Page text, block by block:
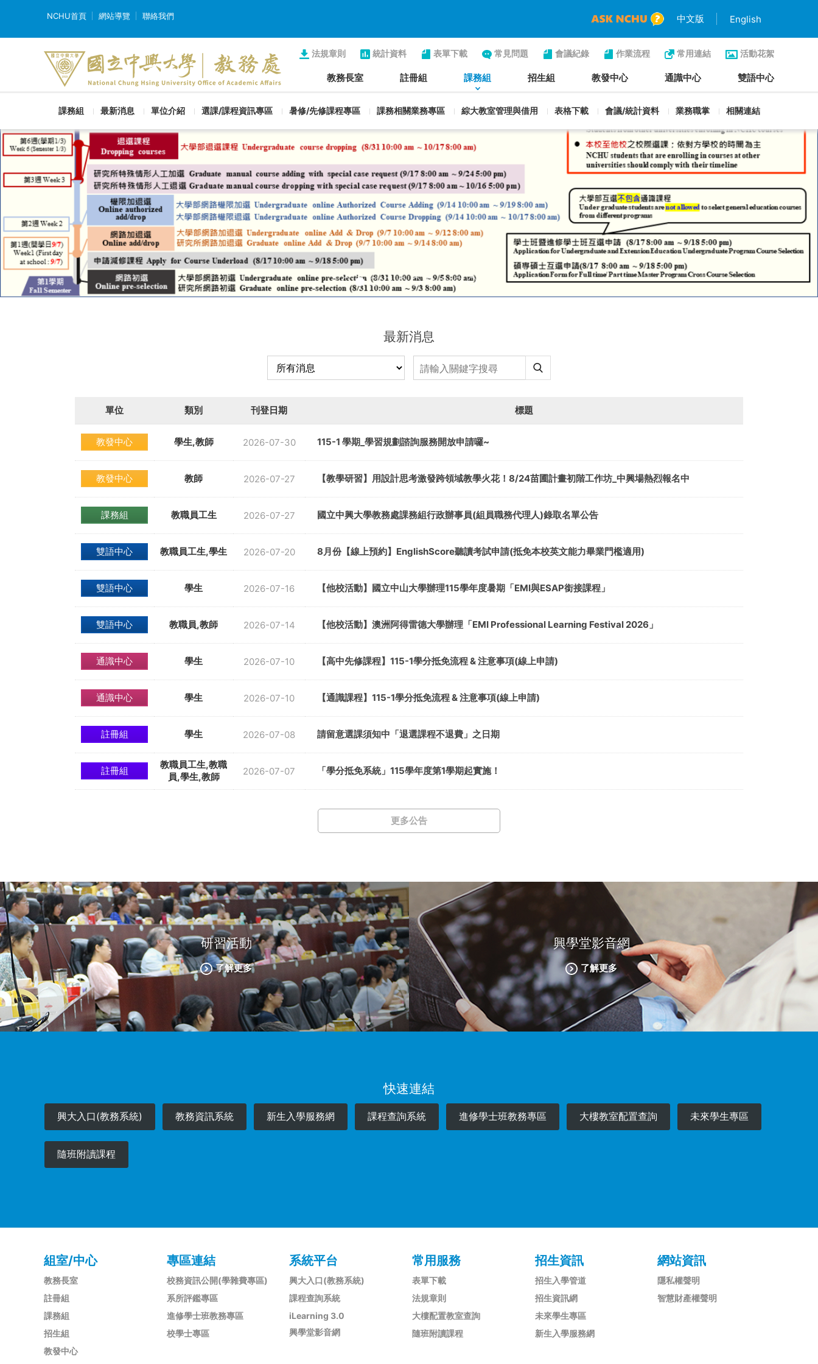
NCHU首頁 網站導覽 聯絡我們 中文版 English
法規章則 統計資料 表單下載 常見問題 會議紀錄 作業流程 常用連結 活動花絮
教務長室 註冊組 課務組
課務組 最新消息 單位介紹 選課/課程資訊專區 暑修/先修課程專區 課務相關業務專區 綜大教室管理與借用 表格下載 會議/統計資料 業務職掌 相關連結
招生組 教發中心 通識中心 雙語中心
最新消息
單位 類別 刊登日期 標題
教發中心 學生,教師 2026-07-30 115-1 學期_學習規劃諮詢服務開放申請囉~
教發中心 教師 2026-07-27 【教學研習】用設計思考激發跨領域教學火花！8/24苗圃計畫初階工作坊_中興場熱烈報名中
課務組 教職員工生 2026-07-27 國立中興大學教務處課務組行政辦事員(組員職務代理人)錄取名單公告
雙語中心 教職員工生,學生 2026-07-20 8月份【線上預約】EnglishScore聽讀考試申請(抵免本校英文能力畢業門檻適用)
雙語中心 學生 2026-07-16 【他校活動】國立中山大學辦理115學年度暑期「EMI與ESAP銜接課程」
雙語中心 教職員,教師 2026-07-14 【他校活動】澳洲阿得雷德大學辦理「EMI Professional Learning Festival 2026」
通識中心 學生 2026-07-10 【高中先修課程】115-1學分抵免流程 & 注意事項(線上申請)
通識中心 學生 2026-07-10 【通識課程】115-1學分抵免流程 & 注意事項(線上申請)
註冊組 學生 2026-07-08 請留意選課須知中「退選課程不退費」之日期
註冊組
教職員工生,教職
員,學生,教師
2026-07-07 「學分抵免系統」115學年度第1學期起實施！
更多公告
研習活動
了解更多
興學堂影音網
了解更多
快速連結
興大入口(教務系統) 教務資訊系統 新生入學服務網 課程查詢系統 進修學士班教務專區 大樓教室配置查詢 未來學生專區
隨班附讀課程
組室/中心
教務長室
註冊組
課務組
招生組
教發中心
專區連結
校務資訊公開(學雜費專區)
系所評鑑專區
進修學士班教務專區
校學士專區
系統平台
興大入口(教務系統)
課程查詢系統
iLearning 3.0
興學堂影音網
常用服務
表單下載
法規章則
大樓配置教室查詢
隨班附讀課程
招生資訊
招生入學管道
招生資訊網
未來學生專區
新生入學服務網
網站資訊
隱私權聲明
智慧財產權聲明